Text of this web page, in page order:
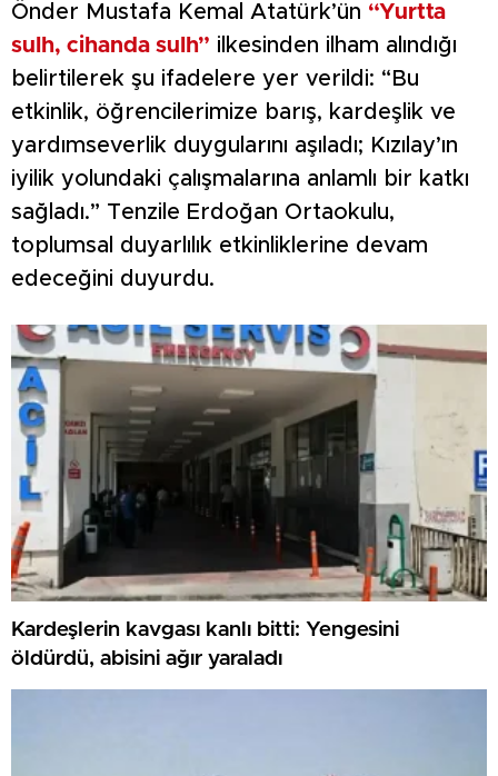
Önder Mustafa Kemal Atatürk’ün “Yurtta
sulh, cihanda sulh” ilkesinden ilham alındığı
belirtilerek şu ifadelere yer verildi: “Bu
etkinlik, öğrencilerimize barış, kardeşlik ve
yardımseverlik duygularını aşıladı; Kızılay’ın
iyilik yolundaki çalışmalarına anlamlı bir katkı
sağladı.” Tenzile Erdoğan Ortaokulu,
toplumsal duyarlılık etkinliklerine devam
edeceğini duyurdu.
Kardeşlerin kavgası kanlı bitti: Yengesini
öldürdü, abisini ağır yaraladı